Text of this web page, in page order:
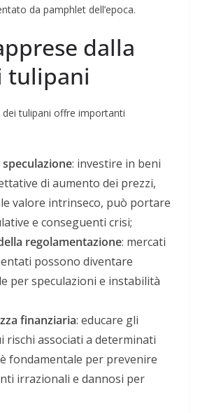
da pamphlet dell’epoca.
dalla
tulipani
tulipani offre importanti
: investire in beni
di aumento dei prezzi,
valore intrinseco, può portare
e conseguenti crisi;
regolamentazione: mercati
possono diventare
per speculazioni e instabilità
finanziaria: educare gli
rischi associati a determinati
fondamentale per prevenire
irrazionali e dannosi per